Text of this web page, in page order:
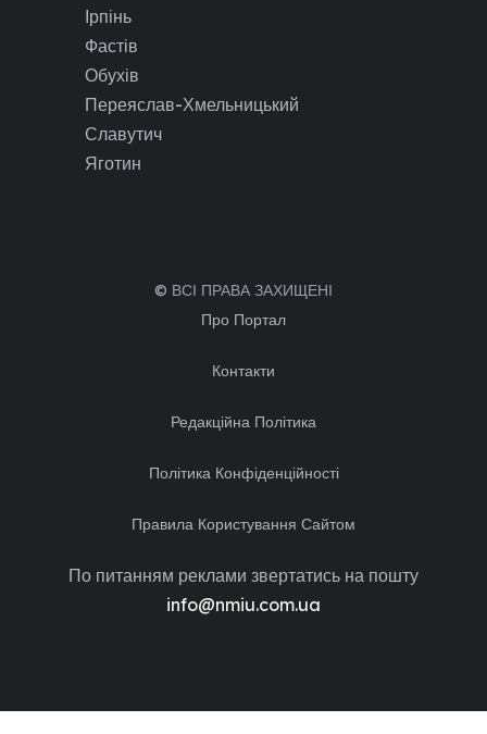
Ірпінь
Фастів
Обухів
Переяслав-Хмельницький
Славутич
Яготин
© ВСІ ПРАВА ЗАХИЩЕНІ
Про Портал
Контакти
Редакційна Політика
Політика Конфіденційності
Правила Користування Сайтом
По питанням реклами звертатись на пошту
info@nmiu.com.ua